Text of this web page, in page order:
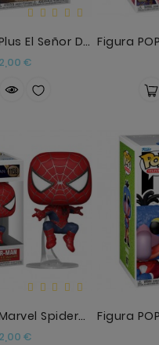
Figura POP Plus El Señor De Los Anillos Frodo Bagg
€Precio
Figura POP Marvel Spiderman No Way Home Spider-Man
€Precio